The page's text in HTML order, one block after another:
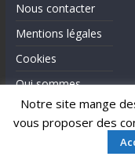
Notre site mange
vous proposer des
Nous contacter
Mentions légales
Cookies
Qui sommes-
nous?